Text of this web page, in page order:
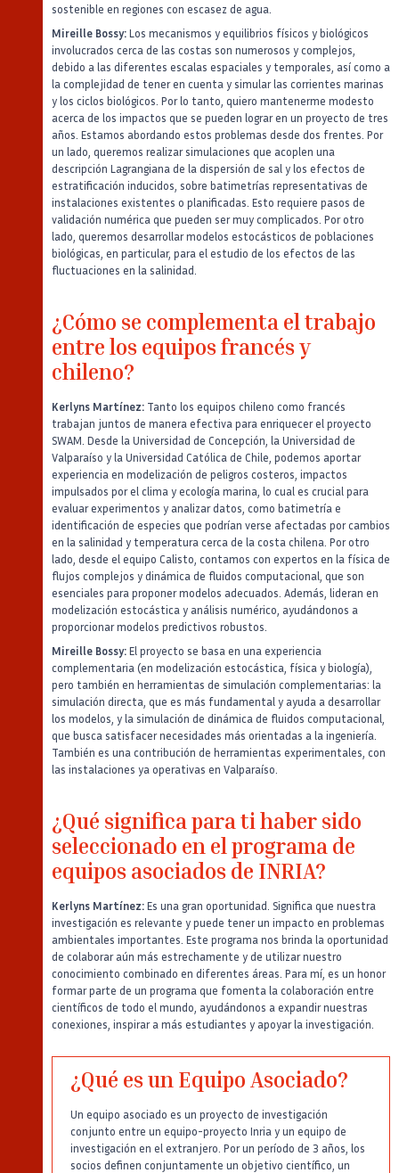
sostenible en regiones con escasez de agua.
Mireille Bossy: Los mecanismos y equilibrios físicos y biológicos
involucrados cerca de las costas son numerosos y complejos,
debido a las diferentes escalas espaciales y temporales, así como a
la complejidad de tener en cuenta y simular las corrientes marinas
y los ciclos biológicos. Por lo tanto, quiero mantenerme modesto
acerca de los impactos que se pueden lograr en un proyecto de tres
años. Estamos abordando estos problemas desde dos frentes. Por
un lado, queremos realizar simulaciones que acoplen una
descripción Lagrangiana de la dispersión de sal y los efectos de
estratificación inducidos, sobre batimetrías representativas de
instalaciones existentes o planificadas. Esto requiere pasos de
validación numérica que pueden ser muy complicados. Por otro
lado, queremos desarrollar modelos estocásticos de poblaciones
biológicas, en particular, para el estudio de los efectos de las
fluctuaciones en la salinidad.
¿Cómo se complementa el trabajo
entre los equipos francés y
chileno?
Kerlyns Martínez: Tanto los equipos chileno como francés
trabajan juntos de manera efectiva para enriquecer el proyecto
SWAM. Desde la Universidad de Concepción, la Universidad de
Valparaíso y la Universidad Católica de Chile, podemos aportar
experiencia en modelización de peligros costeros, impactos
impulsados por el clima y ecología marina, lo cual es crucial para
evaluar experimentos y analizar datos, como batimetría e
identificación de especies que podrían verse afectadas por cambios
en la salinidad y temperatura cerca de la costa chilena. Por otro
lado, desde el equipo Calisto, contamos con expertos en la física de
flujos complejos y dinámica de fluidos computacional, que son
esenciales para proponer modelos adecuados. Además, lideran en
modelización estocástica y análisis numérico, ayudándonos a
proporcionar modelos predictivos robustos.
Mireille Bossy: El proyecto se basa en una experiencia
complementaria (en modelización estocástica, física y biología),
pero también en herramientas de simulación complementarias: la
simulación directa, que es más fundamental y ayuda a desarrollar
los modelos, y la simulación de dinámica de fluidos computacional,
que busca satisfacer necesidades más orientadas a la ingeniería.
También es una contribución de herramientas experimentales, con
las instalaciones ya operativas en Valparaíso.
¿Qué significa para ti haber sido
seleccionado en el programa de
equipos asociados de INRIA?
Kerlyns Martínez: Es una gran oportunidad. Significa que nuestra
investigación es relevante y puede tener un impacto en problemas
ambientales importantes. Este programa nos brinda la oportunidad
de colaborar aún más estrechamente y de utilizar nuestro
conocimiento combinado en diferentes áreas. Para mí, es un honor
formar parte de un programa que fomenta la colaboración entre
científicos de todo el mundo, ayudándonos a expandir nuestras
conexiones, inspirar a más estudiantes y apoyar la investigación.
¿Qué es un Equipo Asociado?
Un equipo asociado es un proyecto de investigación
conjunto entre un equipo-proyecto Inria y un equipo de
investigación en el extranjero. Por un período de 3 años, los
socios definen conjuntamente un objetivo científico, un